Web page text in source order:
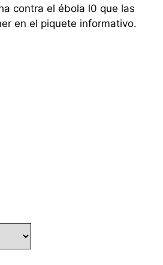
contra el ébola l0 que las
en el piquete informativo.